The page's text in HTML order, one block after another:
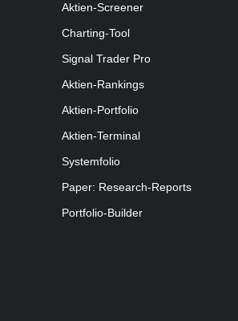
Aktien-Screener
Charting-Tool
Signal Trader Pro
Aktien-Rankings
Aktien-Portfolio
Aktien-Terminal
Systemfolio
Paper: Research-Reports
Portfolio-Builder